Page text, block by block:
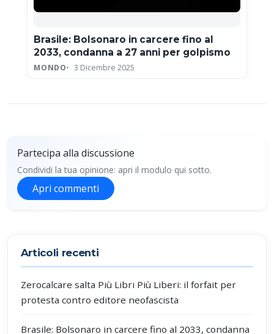
Brasile: Bolsonaro in carcere fino al
2033, condanna a 27 anni per golpismo
MONDO 3 Dicembre 2025
Partecipa alla discussione
Condividi la tua opinione: apri il modulo qui sotto.
Apri commenti
Articoli recenti
Zerocalcare salta Più Libri Più Liberi: il forfait per
protesta contro editore neofascista
Brasile: Bolsonaro in carcere fino al 2033, condanna